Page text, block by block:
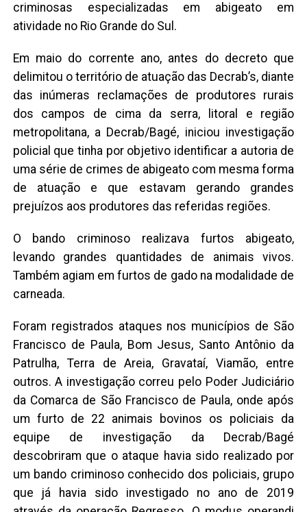
criminosas especializadas em abigeato em
atividade no Rio Grande do Sul.
Em maio do corrente ano, antes do decreto que
delimitou o território de atuação das Decrab’s, diante
das inúmeras reclamações de produtores rurais
dos campos de cima da serra, litoral e região
metropolitana, a Decrab/Bagé, iniciou investigação
policial que tinha por objetivo identificar a autoria de
uma série de crimes de abigeato com mesma forma
de atuação e que estavam gerando grandes
prejuízos aos produtores das referidas regiões.
O bando criminoso realizava furtos abigeato,
levando grandes quantidades de animais vivos.
Também agiam em furtos de gado na modalidade de
carneada.
Foram registrados ataques nos municípios de São
Francisco de Paula, Bom Jesus, Santo Antônio da
Patrulha, Terra de Areia, Gravataí, Viamão, entre
outros. A investigação correu pelo Poder Judiciário
da Comarca de São Francisco de Paula, onde após
um furto de 22 animais bovinos os policiais da
equipe de investigação da Decrab/Bagé
descobriram que o ataque havia sido realizado por
um bando criminoso conhecido dos policiais, grupo
que já havia sido investigado no ano de 2019